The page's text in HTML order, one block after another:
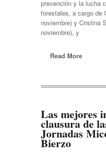
prevención y la lucha
forestales, a cargo de
noviembre) y Cristina
noviembre), y
Read More
Las mejores
clausura de
Jornadas
Bierzo